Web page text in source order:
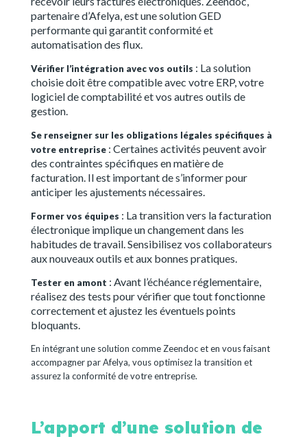
partenaire d’Afelya, est une solution GED
performante qui garantit conformité et
automatisation des flux.
Vérifier l’intégration avec vos outils : La solution
choisie doit être compatible avec votre ERP, votre
logiciel de comptabilité et vos autres outils de
gestion.
Se renseigner sur les obligations légales spécifiques à
votre entreprise: Certaines activités peuvent avoir
des contraintes spécifiques en matière de
facturation. Il est important de s’informer pour
anticiper les ajustements nécessaires.
Former vos équipes : La transition vers la facturation
électronique implique un changement dans les
habitudes de travail. Sensibilisez vos collaborateurs
aux nouveaux outils et aux bonnes pratiques.
Tester en amont : Avant l’échéance réglementaire,
réalisez des tests pour vérifier que tout fonctionne
correctement et ajustez les éventuels points
bloquants.
En intégrant une solution comme Zeendoc et en vous faisant
accompagner par Afelya, vous optimisez la transition et
assurez la conformité de votre entreprise.
L’apport d’une solution de